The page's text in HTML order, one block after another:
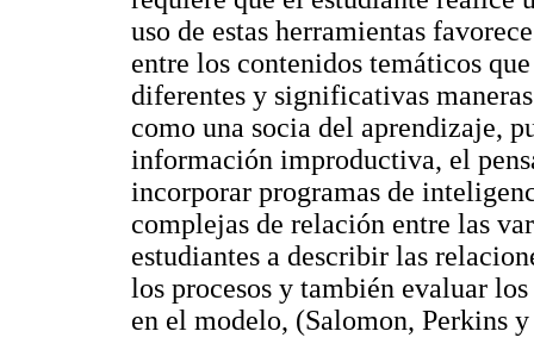
uso de estas herramientas
entre los contenidos temáticos
diferentes y significativas
como una socia del aprendizaje,
información improductiva, el
incorporar programas de
complejas de relación entre las
estudiantes a describir las
los procesos y también evaluar
en el modelo, (Salomon, Perkins